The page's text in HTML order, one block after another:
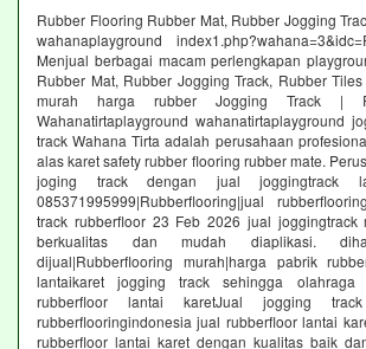
Rubber Flooring Rubber Mat, Rubber Jogging
wahanaplayground
Menjual berbagai macam perlengkapan
Rubber Mat, Rubber Jogging Track, Rubber
murah harga rubber Jogging Track |
Wahanatirtaplayground wahanatirtaplayground
track Wahana Tirta adalah perusahaan
alas karet safety rubber flooring rubber mate.
joging track dengan jual joggingtrack
085371995999|Rubberflooring|jual
track rubberfloor 23 Feb 2026 jual joggingtrack
berkualitas dan mudah diaplikasi.
dijual|Rubberflooring murah|harga pabrik
lantaikaret jogging track sehingga
rubberfloor lantai karetJual jogging
rubberflooringindonesia jual rubberfloor lantai
rubberfloor lantai karet dengan kualitas baik